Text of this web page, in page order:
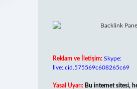
Reklam ve İletişim: Skype:
live:.cid.575569c608265c69
Yasal Uyarı: Bu internet sitesi,